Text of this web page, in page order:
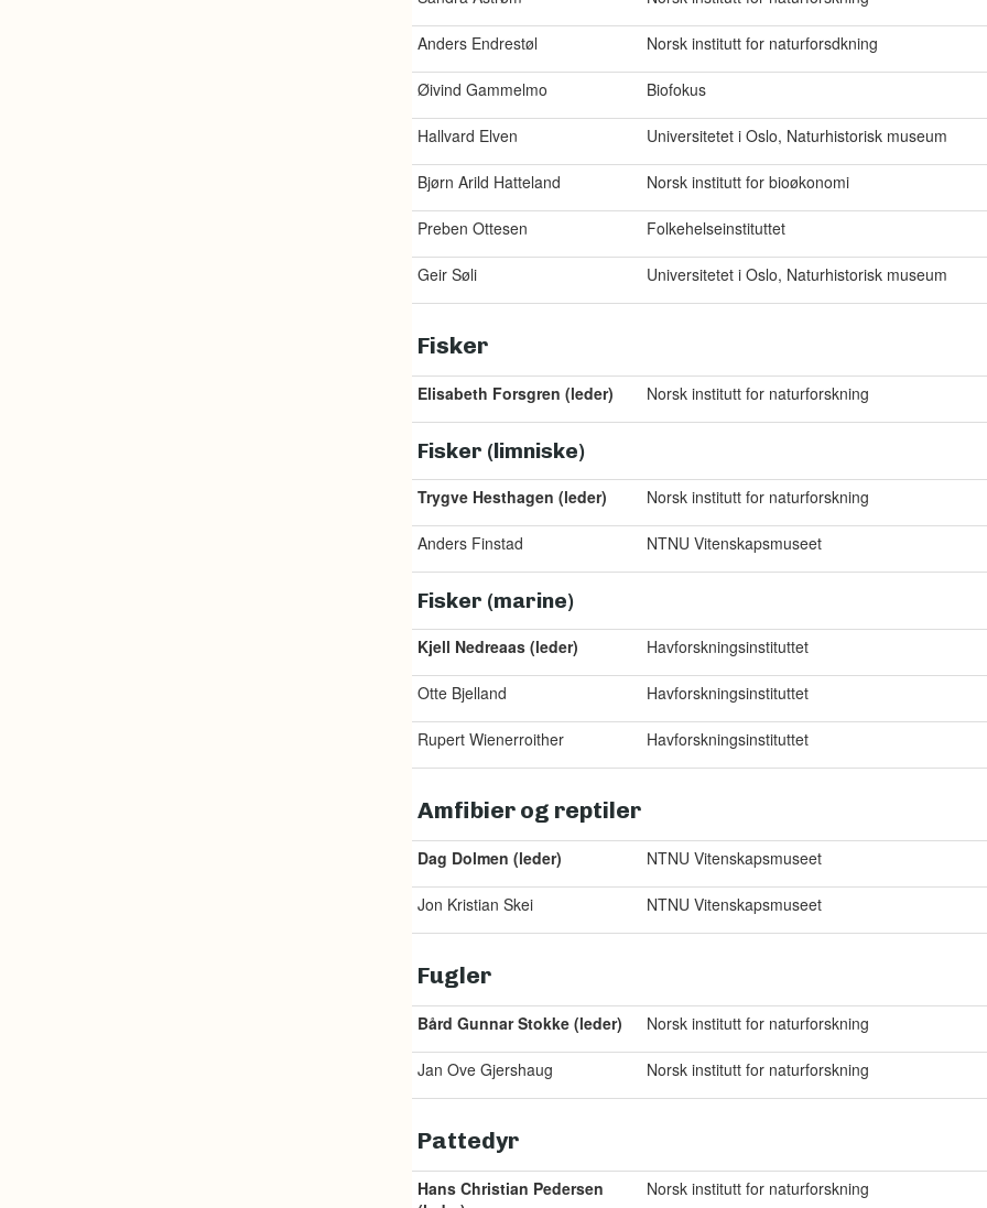
Anders Endrestøl Norsk institutt for naturforsdkning
Øivind Gammelmo Biofokus
Hallvard Elven Universitetet i Oslo, Naturhistorisk museum
Bjørn Arild Hatteland Norsk institutt for bioøkonomi
Preben Ottesen Folkehelseinstituttet
Geir Søli Universitetet i Oslo, Naturhistorisk museum
Fisker
Elisabeth Forsgren (leder) Norsk institutt for naturforskning
Fisker (limniske)
Trygve Hesthagen (leder) Norsk institutt for naturforskning
Anders Finstad NTNU Vitenskapsmuseet
Fisker (marine)
Kjell Nedreaas (leder) Havforskningsinstituttet
Otte Bjelland Havforskningsinstituttet
Rupert Wienerroither Havforskningsinstituttet
Amfibier og reptiler
Dag Dolmen (leder) NTNU Vitenskapsmuseet
Jon Kristian Skei NTNU Vitenskapsmuseet
Fugler
Bård Gunnar Stokke (leder) Norsk institutt for naturforskning
Jan Ove Gjershaug Norsk institutt for naturforskning
Pattedyr
Hans Christian Pedersen
Norsk institutt for naturforskning